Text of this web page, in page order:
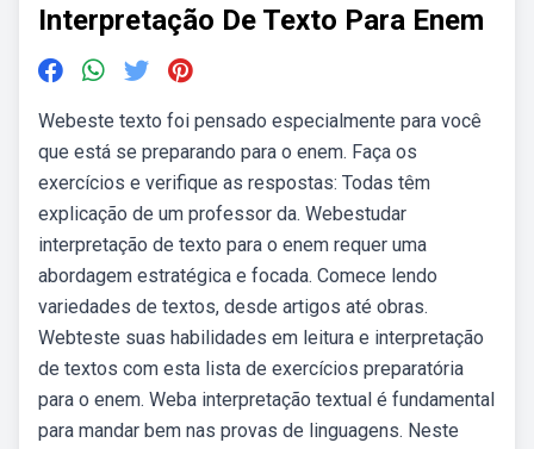
Interpretação De Texto Para Enem
Webeste texto foi pensado especialmente para você
que está se preparando para o enem. Faça os
exercícios e verifique as respostas: Todas têm
explicação de um professor da. Webestudar
interpretação de texto para o enem requer uma
abordagem estratégica e focada. Comece lendo
variedades de textos, desde artigos até obras.
Webteste suas habilidades em leitura e interpretação
de textos com esta lista de exercícios preparatória
para o enem. Weba interpretação textual é fundamental
para mandar bem nas provas de linguagens. Neste